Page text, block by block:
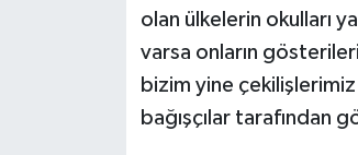
olan ülkelerin okulları
varsa onların
bizim yine
bağışçılar